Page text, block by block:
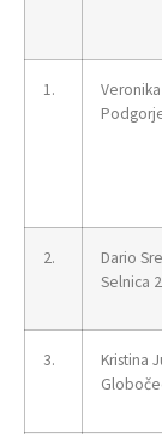
1.
2.
Dario
Selnica
3.
Kristina